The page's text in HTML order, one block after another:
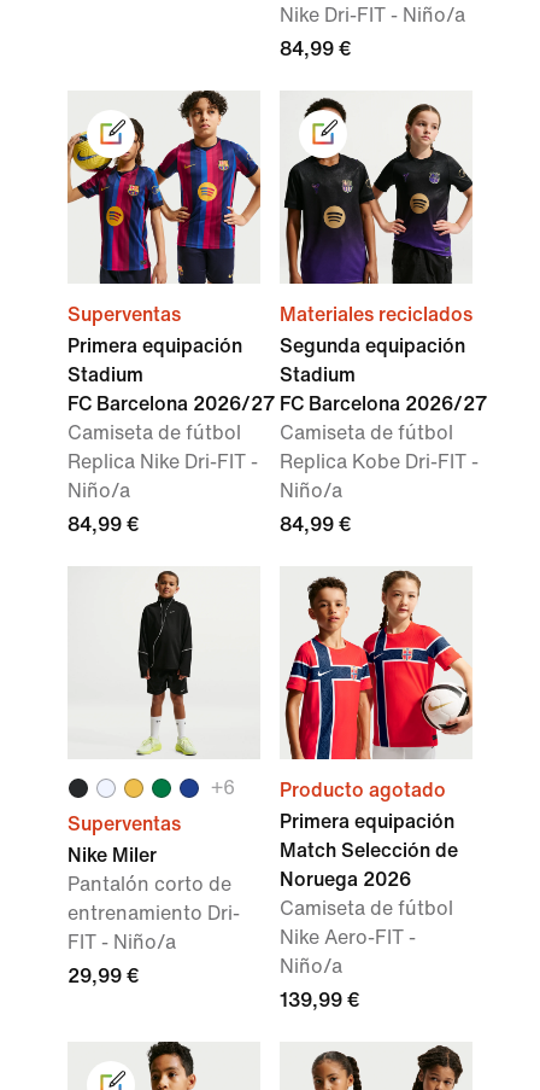
Nike Dri-FIT - Niño/a
84,99 €
Superventas
Primera equipación
Stadium
FC Barcelona 2026/27
Camiseta de fútbol
Replica Nike Dri-FIT -
Niño/a
84,99 €
Materiales reciclados
Segunda equipación
Stadium
FC Barcelona 2026/27
Camiseta de fútbol
Replica Kobe Dri-FIT -
Niño/a
84,99 €
+6
Superventas
Nike Miler
Pantalón corto de
entrenamiento Dri-
FIT - Niño/a
29,99 €
Producto agotado
Primera equipación
Match Selección de
Noruega 2026
Camiseta de fútbol
Nike Aero-FIT -
Niño/a
139,99 €